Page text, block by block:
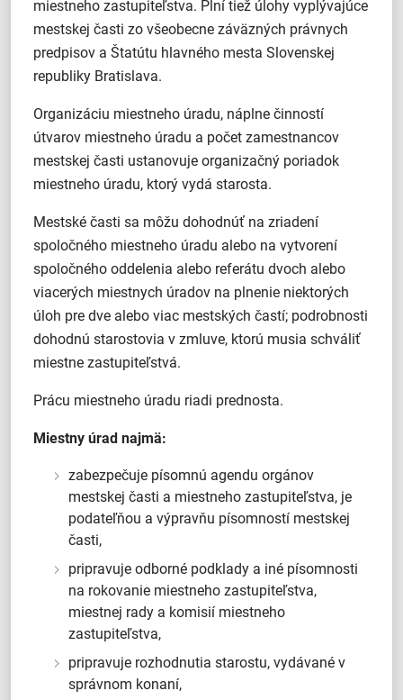
miestneho zastupiteľstva. Plní tiež úlohy vyplývajúce
mestskej časti zo všeobecne záväzných právnych
predpisov a Štatútu hlavného mesta Slovenskej
republiky Bratislava.
Organizáciu miestneho úradu, náplne činností
útvarov miestneho úradu a počet zamestnancov
mestskej časti ustanovuje organizačný poriadok
miestneho úradu, ktorý vydá starosta.
Mestské časti sa môžu dohodnúť na zriadení
spoločného miestneho úradu alebo na vytvorení
spoločného oddelenia alebo referátu dvoch alebo
viacerých miestnych úradov na plnenie niektorých
úloh pre dve alebo viac mestských častí; podrobnosti
dohodnú starostovia v zmluve, ktorú musia schváliť
miestne zastupiteľstvá.
Prácu miestneho úradu riadi prednosta.
Miestny úrad najmä:
zabezpečuje písomnú agendu orgánov
mestskej časti a miestneho zastupiteľstva, je
podateľňou a výpravňu písomností mestskej
časti,
pripravuje odborné podklady a iné písomnosti
na rokovanie miestneho zastupiteľstva,
miestnej rady a komisií miestneho
zastupiteľstva,
pripravuje rozhodnutia starostu, vydávané v
správnom konaní,